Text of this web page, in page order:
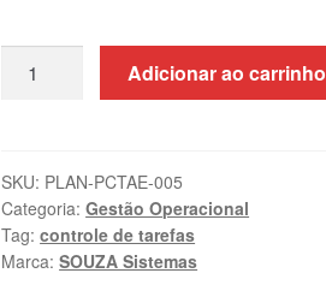
Tarefas
e
Atividades
no
Adicionar ao carrinho
SKU: PLAN-PCTAE-005
Categoria:Gestão Operacional
Tag:controle de tarefas
Marca:SOUZA Sistemas